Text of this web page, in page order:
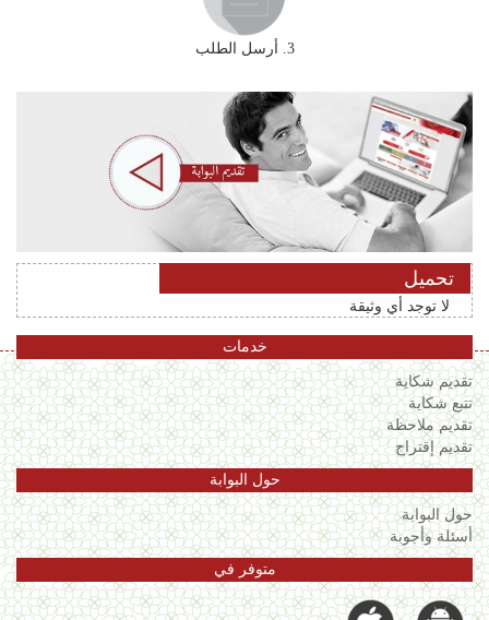
3. أرسل الطلب
تحميل
لا توجد أي وثيقة
خدمات
تقديم شكاية
تتبع شكاية
تقديم ملاحظة
تقديم إقتراح
حول البوابة
حول البوابة
أسئلة وأجوبة
متوفر في